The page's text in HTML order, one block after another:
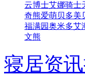
云博士艾娜骑士
奇熊爱萌贝多美
福满园奥米多艾
文熊
寝居资